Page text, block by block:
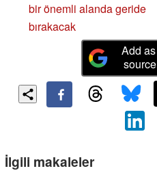
bir önemli alanda geride
bırakacak
Add
İlgili makaleler